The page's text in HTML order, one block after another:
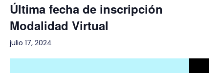
Última fecha de inscripción
Modalidad Virtual
julio 17, 2024